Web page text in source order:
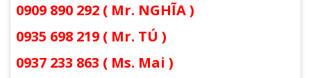
0909 890 292 ( Mr. NGHĨA )
0935 698 219 ( Mr. TÚ )
0937 233 863 ( Ms. Mai )